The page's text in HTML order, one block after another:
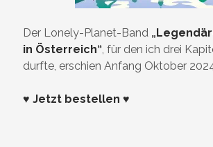
Der Lonely-Planet-Band „
in Österreich“, für den ich drei
durfte, erschien Anfang Oktober
♥ Jetzt bestellen ♥